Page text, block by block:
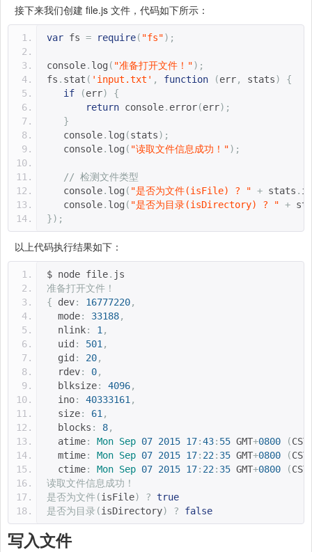
接下来我们创建 file.js 文件，代码如下所示：
var fs = require( "fs");
console. log ( "准备打开文件！");
fs . stat ( 'input.txt' , function (err, stats)
{
if
(err)
{
return console. error(err);
}
   console
. log (stats);
   console
. log ( "读取文件信息成功！");
// 检测文件类型
   console
. log ( "是否为文件(isFile) ? " + stats .
   console
. log ( "是否为目录(isDirectory) ? " +
});
以上代码执行结果如下：
$ node file. js
准备打开文件！
{ dev: 16777220,
  mode
: 33188,
  nlink
: 1 ,
  uid
: 501 ,
  gid
: 20,
  rdev
: 0,
  blksize
: 4096,
  ino
: 40333161 ,
  size
: 61 ,
  blocks
: 8,
  atime
: Mon Sep 07 2015 17:43: 55 GMT+0800 (CST
  mtime
: Mon Sep 07 2015 17: 22 : 35 GMT+0800 (CST
  ctime
: Mon Sep 07 2015 17: 22 : 35 GMT+0800 (CST
读取文件信息成功！
是否为文件(isFile) ? true
是否为目录(isDirectory) ? false
写入文件